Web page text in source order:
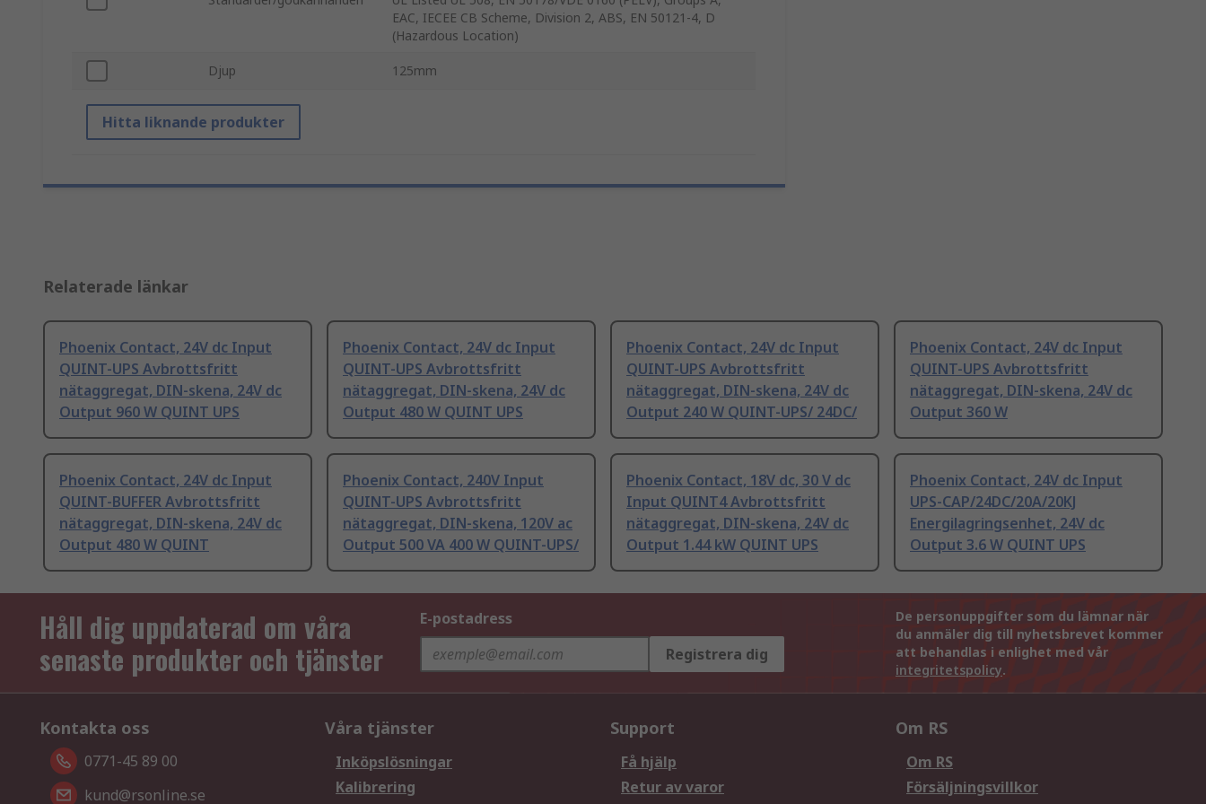
EAC, IECEE CB Scheme, Division 2, ABS, EN 50121-4, D
(Hazardous Location)
Djup 125mm
Hitta liknande produkter
Relaterade länkar
Phoenix Contact, 24V dc Input
QUINT-UPS Avbrottsfritt
nätaggregat, DIN-skena, 24V dc
Output 960 W QUINT UPS
Phoenix Contact, 24V dc Input
QUINT-UPS Avbrottsfritt
nätaggregat, DIN-skena, 24V dc
Output 480 W QUINT UPS
Phoenix Contact, 24V dc Input
QUINT-UPS Avbrottsfritt
nätaggregat, DIN-skena, 24V dc
Output 240 W QUINT-UPS/ 24DC/
Phoenix Contact, 24V dc Input
QUINT-UPS Avbrottsfritt
nätaggregat, DIN-skena, 24V dc
Output 360 W
Phoenix Contact, 24V dc Input
QUINT-BUFFER Avbrottsfritt
nätaggregat, DIN-skena, 24V dc
Output 480 W QUINT
Phoenix Contact, 240V Input
QUINT-UPS Avbrottsfritt
nätaggregat, DIN-skena, 120V ac
Output 500 VA 400 W QUINT-UPS/
Phoenix Contact, 18V dc, 30 V dc
Input QUINT4 Avbrottsfritt
nätaggregat, DIN-skena, 24V dc
Output 1.44 kW QUINT UPS
Phoenix Contact, 24V dc Input
UPS-CAP/24DC/20A/20KJ
Energilagringsenhet, 24V dc
Output 3.6 W QUINT UPS
Håll dig uppdaterad om våra
senaste produkter och tjänster
E-postadress
Registrera dig
De personuppgifter som du lämnar när
du anmäler dig till nyhetsbrevet kommer
att behandlas i enlighet med vår
integritetspolicy.
Kontakta oss
0771-45 89 00
kund@rsonline.se
Våra tjänster
Inköpslösningar
Kalibrering
Support
Få hjälp
Retur av varor
Om RS
Om RS
Försäljningsvillkor